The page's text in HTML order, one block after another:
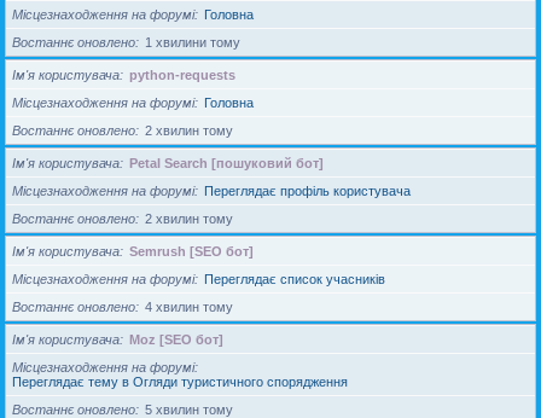
Місцезнаходження на форумі
Головна
Востаннє оновлено
1 хвилини тому
Ім'я користувача
python-requests
Місцезнаходження на форумі
Головна
Востаннє оновлено
2 хвилин тому
Ім'я користувача
Petal Search [пошуковий бот]
Місцезнаходження на форумі
Переглядає профіль користувача
Востаннє оновлено
2 хвилин тому
Ім'я користувача
Semrush [SEO бот]
Місцезнаходження на форумі
Переглядає список учасників
Востаннє оновлено
4 хвилин тому
Ім'я користувача
Moz [SEO бот]
Місцезнаходження на форумі
Переглядає тему в Огляди туристичного спорядження
Востаннє оновлено
5 хвилин тому